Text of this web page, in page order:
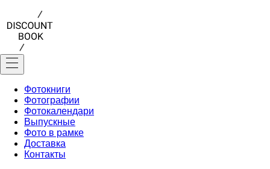
Фотокниги
Фотографии
Фотокалендари
Выпускные
Фото в рамке
Доставка
Контакты